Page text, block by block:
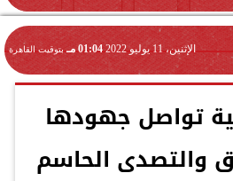
الإثنين، 11 يوليو 2022 01:04 مـ بتوقيت القاهرة
تواصل جهودها
والتصدى الحاسم